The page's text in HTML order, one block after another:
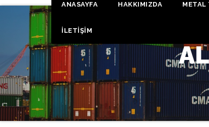
ANASAYFA HAKKIMIZDA METAL
İLETİŞİM